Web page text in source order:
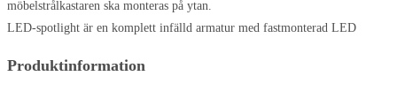
möbelstrålkastaren ska monteras på ytan.
LED-spotlight är en komplett infälld armatur med fastmonterad LED
Produktinformation